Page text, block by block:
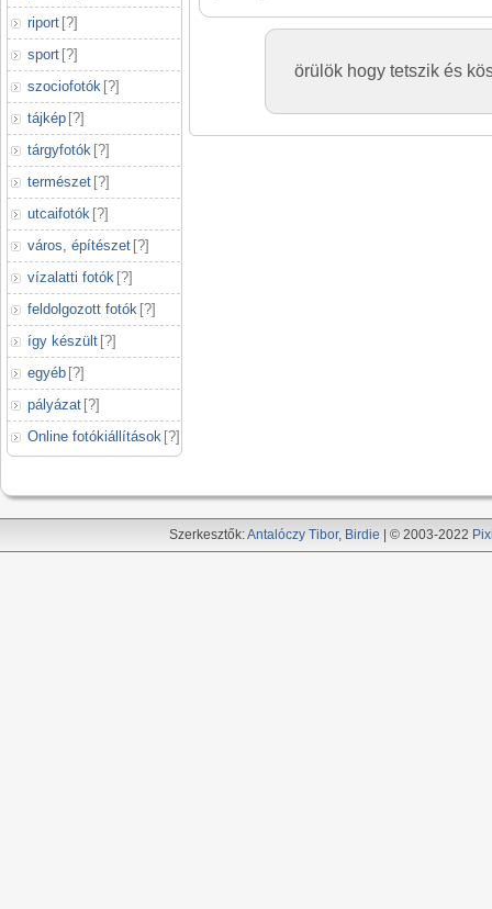
riport [?]
sport [?]
szociofotók [?]
tájkép [?]
tárgyfotók [?]
természet [?]
utcaifotók [?]
város, építészet [?]
vízalatti fotók [?]
feldolgozott fotók [?]
így készült [?]
egyéb [?]
pályázat [?]
Online fotókiállítások [?]
örülök hogy tetszik és
Szerkesztők:Antalóczy Tibor, Birdie | © 2003-2022